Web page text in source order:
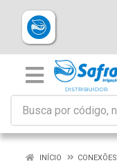
INÍCIO CONEXÕES